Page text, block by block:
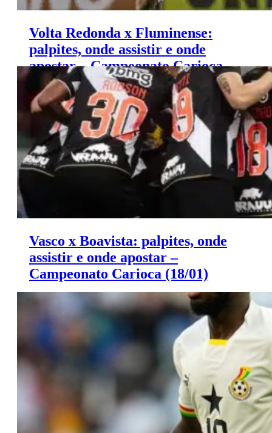
Volta Redonda x Fluminense:
palpites, onde assistir e onde
apostar – Campeonato Carioca
(18/01)
Vasco x Boavista: palpites, onde
assistir e onde apostar –
Campeonato Carioca (18/01)
Saiba onde apostar e onde assistir ao jogo de hoje entre
Vasco x Boavista.